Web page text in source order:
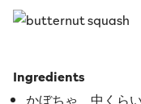
Ingredients
かぼちゃ 中くら